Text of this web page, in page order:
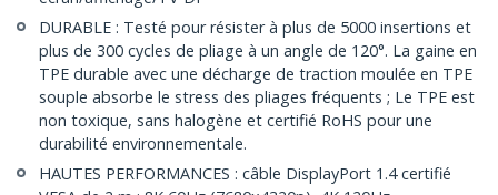
DURABLE : Testé pour résister à plus de 5000 insertions et
plus de 300 cycles de pliage à un angle de 120°. La gaine en
TPE durable avec une décharge de traction moulée en TPE
souple absorbe le stress des pliages fréquents ; Le TPE est
non toxique, sans halogène et certifié RoHS pour une
durabilité environnementale.
HAUTES PERFORMANCES : câble DisplayPort 1.4 certifié